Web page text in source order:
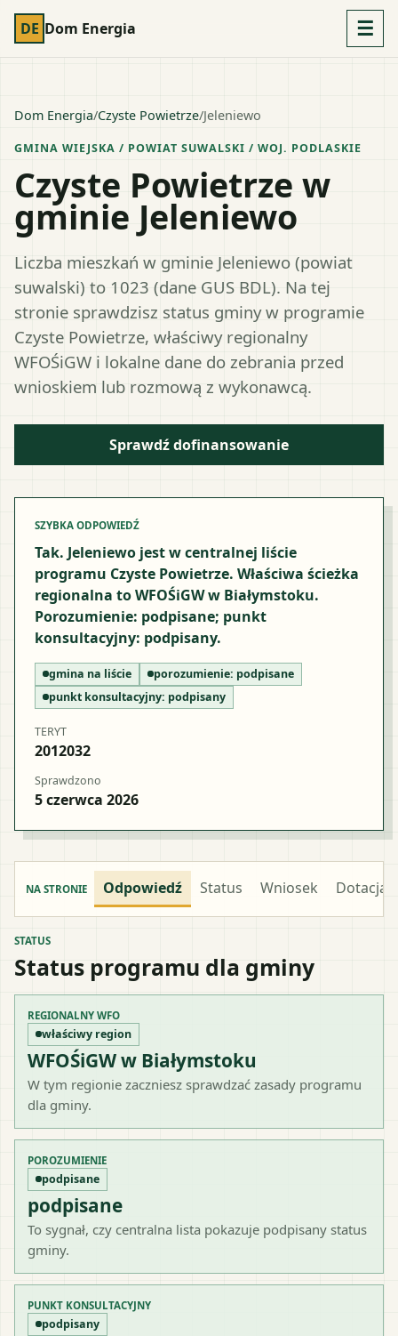
DE Dom Energia ☰
Dom Energia/Czyste Powietrze/Jeleniewo
GMINA WIEJSKA / POWIAT SUWALSKI / WOJ. PODLASKIE
Czyste Powietrze w
gminie Jeleniewo
Liczba mieszkań w gminie Jeleniewo (powiat
suwalski) to 1023 (dane GUS BDL). Na tej
stronie sprawdzisz status gminy w programie
Czyste Powietrze, właściwy regionalny
WFOŚiGW i lokalne dane do zebrania przed
wnioskiem lub rozmową z wykonawcą.
Sprawdź dofinansowanie
SZYBKA ODPOWIEDŹ
Tak. Jeleniewo jest w centralnej liście
programu Czyste Powietrze. Właściwa ścieżka
regionalna to WFOŚiGW w Białymstoku.
Porozumienie: podpisane; punkt
konsultacyjny: podpisany.
gmina na liście porozumienie: podpisane
punkt konsultacyjny: podpisany
TERYT
2012032
Sprawdzono
5 czerwca 2026
NA STRONIE Odpowiedź Status Wniosek Dotacja
STATUS
Status programu dla gminy
REGIONALNY WFO
właściwy region
WFOŚiGW w Białymstoku
W tym regionie zaczniesz sprawdzać zasady programu
dla gminy.
POROZUMIENIE
podpisane
podpisane
To sygnał, czy centralna lista pokazuje podpisany status
gminy.
PUNKT KONSULTACYJNY
podpisany